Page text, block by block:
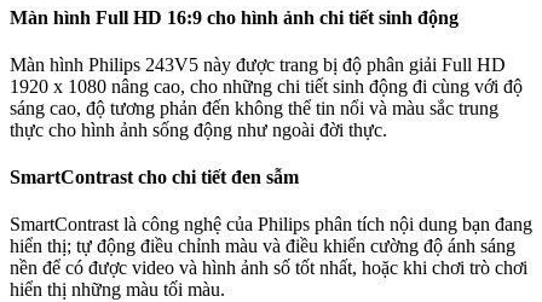
Màn hình Full HD 16:9 cho hình ảnh chi tiết sinh động
Màn hình Philips 243V5 này được trang bị độ phân giải Full HD
1920 x 1080 nâng cao, cho những chi tiết sinh động đi cùng với độ
sáng cao, độ tương phản đến không thể tin nổi và màu sắc trung
thực cho hình ảnh sống động như ngoài đời thực.
SmartContrast cho chi tiết đen sẫm
SmartContrast là công nghệ của Philips phân tích nội dung bạn đang
hiển thị; tự động điều chỉnh màu và điều khiển cường độ ánh sáng
nền để có được video và hình ảnh số tốt nhất, hoặc khi chơi trò chơi
hiển thị những màu tối màu.